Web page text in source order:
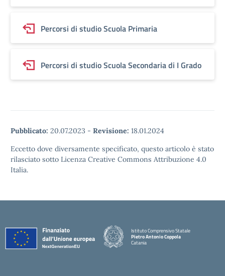
Percorsi di studio Scuola Primaria
Percorsi di studio Scuola Secondaria di I Grado
Pubblicato: 20.07.2023 - Revisione: 18.01.2024
Eccetto dove diversamente specificato, questo articolo è stato
rilasciato sotto Licenza Creative Commons Attribuzione 4.0
Italia.
Istituto Comprensivo Statale
Pietro Antonio Coppola
Catania